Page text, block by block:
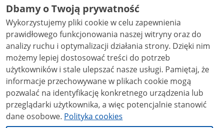
audio i wideo, są udostępniane na licencji typu
Creative Commons: uznanie autorstwa użycie
niekomercyjne - bez utworów zależnych 4.0 (CC BY-
NC-ND 4.0), o ile nie jest to stwierdzone inaczej.
Dbamy o Twoją prywatność
Wykorzystujemy pliki cookie w celu zapewnienia
prawidłowego funkcjonowania naszej witryny oraz do
analizy ruchu i optymalizacji działania strony. Dzięki nim
możemy lepiej dostosować treści do potrzeb
użytkowników i stale ulepszać nasze usługi. Pamiętaj, że
informacje przechowywane w plikach cookie mogą
pozwalać na identyfikację konkretnego urządzenia lub
przeglądarki użytkownika, a więc potencjalnie stanowić
dane osobowe. Polityka cookies